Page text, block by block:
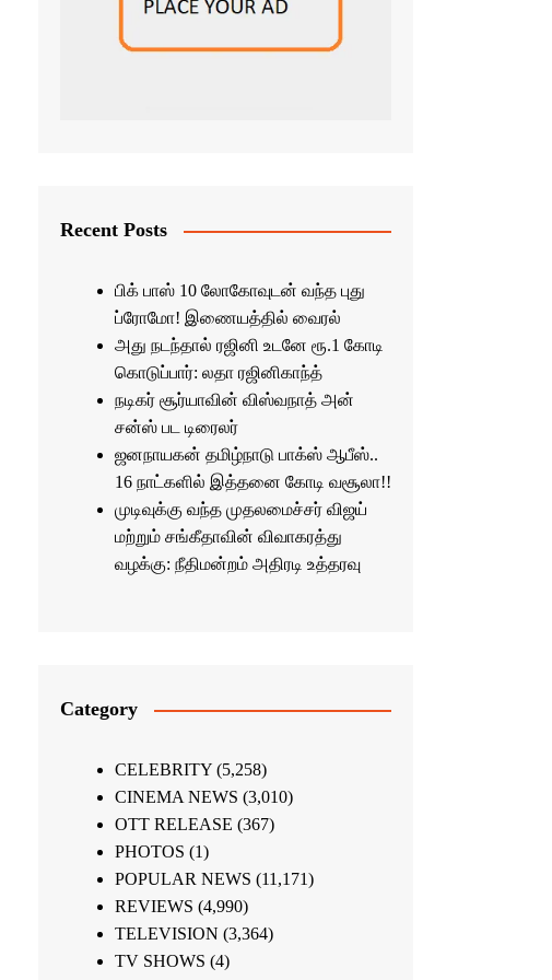
Recent Posts
பிக் பாஸ் 10 லோகோவுடன் வந்த புது
ப்ரோமோ! இணையத்தில் வைரல்
அது நடந்தால் ரஜினி உடனே ரூ.1 கோடி
கொடுப்பார்: லதா ரஜினிகாந்த்
நடிகர் சூர்யாவின் விஸ்வநாத் அன்
சன்ஸ் பட டிரைலர்
ஜனநாயகன் தமிழ்நாடு பாக்ஸ் ஆபீஸ்..
16 நாட்களில் இத்தனை கோடி வசூலா!!
முடிவுக்கு வந்த முதலமைச்சர் விஜய்
மற்றும் சங்கீதாவின் விவாகரத்து
வழக்கு: நீதிமன்றம் அதிரடி உத்தரவு
Category
CELEBRITY(5,258)
CINEMA NEWS (3,010)
OTT RELEASE (367)
PHOTOS (1)
POPULAR NEWS (11,171)
REVIEWS (4,990)
TELEVISION (3,364)
TV SHOWS (4)